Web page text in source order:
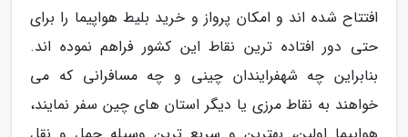
افتتاح شده اند و امکان پرواز و خرید بلیط هواپیما را برای
حتی دور افتاده ترین نقاط این کشور فراهم نموده اند.
بنابراین چه شهفرایندان چینی و چه مسافرانی که می
خواهند به نقاط مرزی یا دیگر استان های چین سفر نمایند،